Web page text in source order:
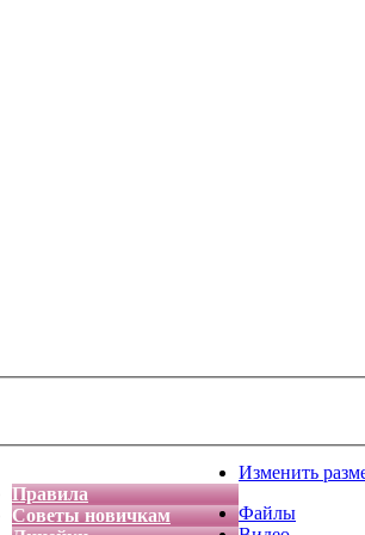
Правила
Советы новичкам
Изменить
Файлы